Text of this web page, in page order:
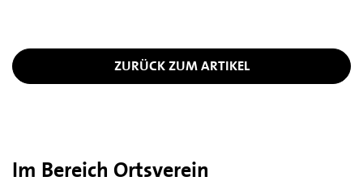
ZURÜCK ZUM ARTIKEL
Im Bereich Ortsverein